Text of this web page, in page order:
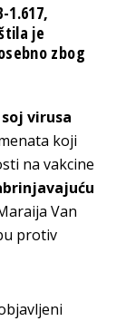
je
zbog
virusa
koji
na vakcine
Van
protiv